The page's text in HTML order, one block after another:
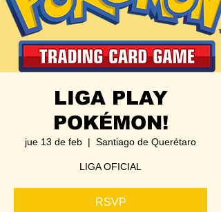
LIGA PLAY
POKÉMON!
jue 13 de feb
  |
Santiago de Querétaro
LIGA OFICIAL
RSVP